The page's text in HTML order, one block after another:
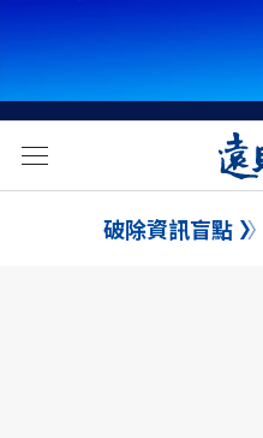
破除資訊盲點